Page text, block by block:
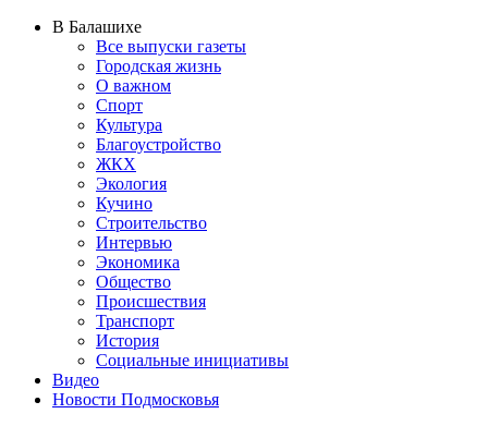
В Балашихе
Все выпуски газеты
Городская жизнь
О важном
Спорт
Культура
Благоустройство
ЖКХ
Экология
Кучино
Строительство
Интервью
Экономика
Общество
Происшествия
Транспорт
История
Социальные инициативы
Видео
Новости Подмосковья